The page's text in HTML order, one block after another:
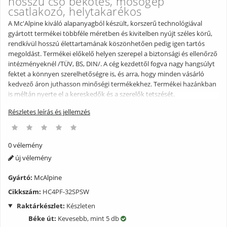
csatlakozó, helytakarékos
A Mc'Alpine kiváló alapanyagból készült, korszerű technológiával
gyártott termékei többféle méretben és kivitelben nyújt széles körű,
rendkívül hosszú élettartamának köszönhetően pedig igen tartós
megoldást. Termékei előkelő helyen szerepel a biztonsági és ellenőrző
intézményeknél /TÜV, BS, DIN/. A cég kezdettől fogva nagy hangsúlyt
fektet a könnyen szerelhetőségre is, és arra, hogy minden vásárló
kedvező áron juthasson minőségi termékekhez. Termékei hazánkban
is méltán nyerte el a kereskedők és a szerelők tetszését.
Részletes leírás és jellemzés
0 vélemény
új vélemény
Gyártó: McAlpine
Cikkszám: HC4PF-32SPSW
Raktárkészlet: Készleten
Béke út: Kevesebb, mint 5 db